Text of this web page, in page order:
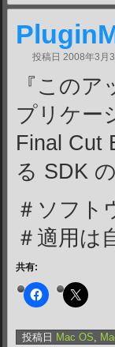
投稿日 2008年3月
『この
プリケー
Final Cut
る SDK
＃ソフト
＃適用は
共有:
投稿日 Mac OS,